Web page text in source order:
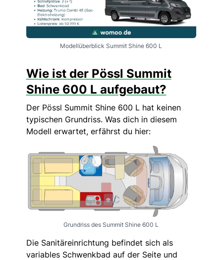
Modellüberblick Summit Shine 600 L
Wie ist der Pössl Summit
Shine 600 L aufgebaut?
Der Pössl Summit Shine 600 L hat keinen
typischen Grundriss. Was dich in diesem
Modell erwartet, erfährst du hier:
Grundriss des Summit Shine 600 L
Die Sanitäreinrichtung befindet sich als
variables Schwenkbad auf der Seite und